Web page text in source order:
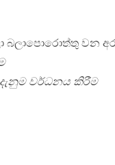
බලාපොරොත්තු වන
වර්ධනය කිරීම